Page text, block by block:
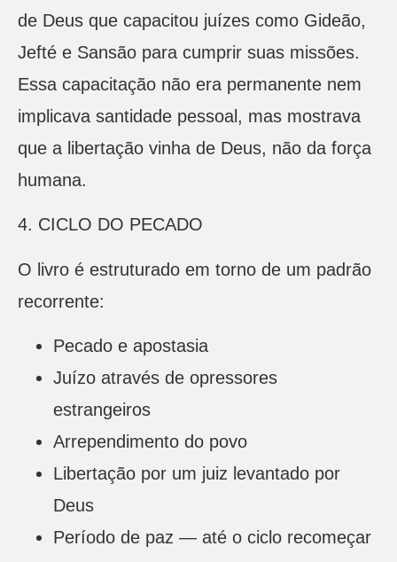
de Deus que capacitou juízes como Gideão,
Jefté e Sansão para cumprir suas missões.
Essa capacitação não era permanente nem
implicava santidade pessoal, mas mostrava
que a libertação vinha de Deus, não da força
humana.
4. CICLO DO PECADO
O livro é estruturado em torno de um padrão
recorrente:
Pecado e apostasia
Juízo através de opressores
estrangeiros
Arrependimento do povo
Libertação por um juiz levantado por
Deus
Período de paz — até o ciclo recomeçar